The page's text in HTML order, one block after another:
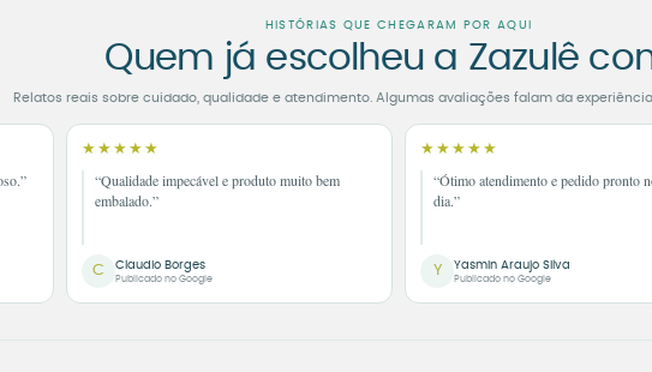
HISTÓRIAS QUE CHEGARAM POR AQUI
Quem já escolheu a Zazulê
Relatos reais sobre cuidado, qualidade e atendimento. Algumas avaliações falam da
★★★★★
“Qualidade impecável e produto muito bem
embalado.”
C Claudio Borges
Publicado no Google
★★★★★
“Ótimo atendimento e pedido pronto
dia.”
Y Yasmin Araujo Silva
Publicado no Google